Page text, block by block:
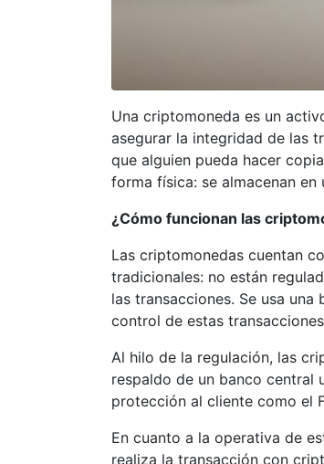
Una criptomoneda es un
asegurar la integridad de las
que alguien pueda hacer
forma física: se almacenan
¿Cómo funcionan las
Las criptomonedas cuentan
tradicionales: no están
las transacciones. Se usa
control de estas
Al hilo de la regulación, las
respaldo de un banco central
protección al cliente como el
En cuanto a la operativa de
realiza la transacción con